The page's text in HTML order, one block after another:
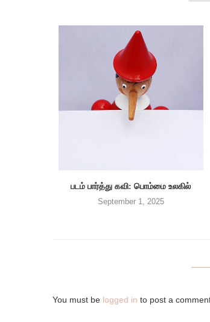
படம் பார்த்து கவி: பொம்மை உலகில்
September 1, 2025
You must be logged in to post a